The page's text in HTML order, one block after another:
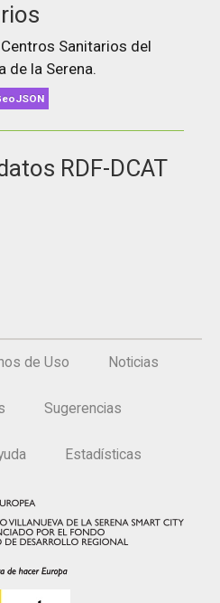
Sanitarios del
de la Serena.
RDF-DCAT
de Uso Noticias
Sugerencias
Estadísticas